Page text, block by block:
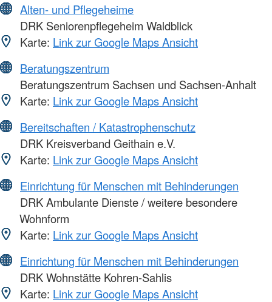
Alten- und Pflegeheime
DRK Seniorenpflegeheim Waldblick
Karte: Link zur Google Maps Ansicht
Beratungszentrum
Beratungszentrum Sachsen und Sachsen-Anhalt
Karte: Link zur Google Maps Ansicht
Bereitschaften / Katastrophenschutz
DRK Kreisverband Geithain e.V.
Karte: Link zur Google Maps Ansicht
Einrichtung für Menschen mit Behinderungen
DRK Ambulante Dienste / weitere besondere
Wohnform
Karte: Link zur Google Maps Ansicht
Einrichtung für Menschen mit Behinderungen
DRK Wohnstätte Kohren-Sahlis
Karte: Link zur Google Maps Ansicht